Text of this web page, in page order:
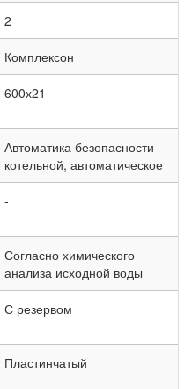
2
Комплексон
600х21
Автоматика безопасности
котельной, автоматическое
-
Согласно химического
анализа исходной воды
С резервом
Пластинчатый